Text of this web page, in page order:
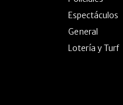
Espectáculos
General
Lotería y Turf